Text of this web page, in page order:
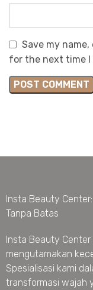
Save my
for the next time I
Insta Beauty
Tanpa Batas
Insta Beauty
mengutamakan
Spesialisasi kami
transformasi wajah